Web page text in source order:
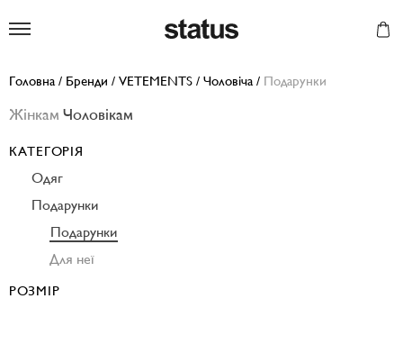
Головна / Бренди / VETEMENTS / Чоловіча / Подарунки
Жінкам Чоловікам
КАТЕГОРІЯ
Одяг
Подарунки
Подарунки
Для неї
РОЗМІР